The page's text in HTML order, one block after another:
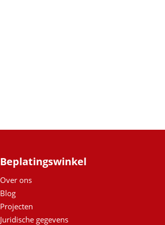
Beplatingswinkel
Over ons
Blog
Projecten
Juridische gegevens